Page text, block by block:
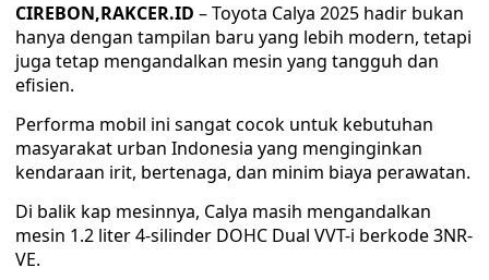
CIREBON,RAKCER.ID – Toyota Calya 2025 hadir bukan
hanya dengan tampilan baru yang lebih modern, tetapi
juga tetap mengandalkan mesin yang tangguh dan
efisien.
Performa mobil ini sangat cocok untuk kebutuhan
masyarakat urban Indonesia yang menginginkan
kendaraan irit, bertenaga, dan minim biaya perawatan.
Di balik kap mesinnya, Calya masih mengandalkan
mesin 1.2 liter 4-silinder DOHC Dual VVT-i berkode 3NR-
VE.